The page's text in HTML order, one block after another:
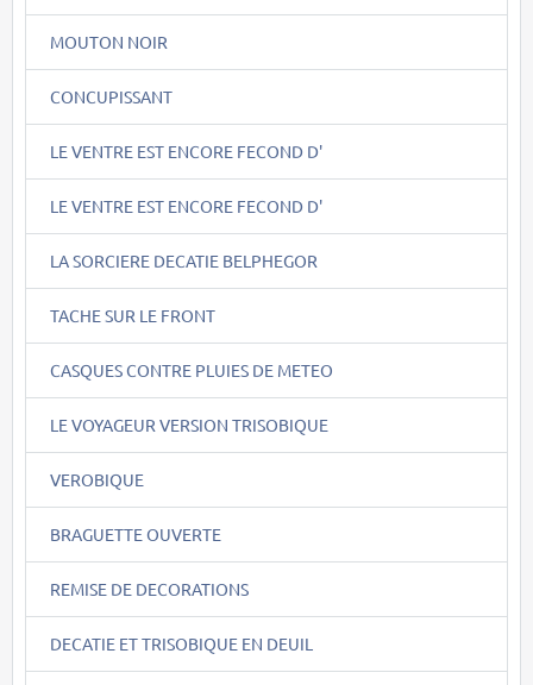
MOUTON NOIR
CONCUPISSANT
LE VENTRE EST ENCORE FECOND D'
LE VENTRE EST ENCORE FECOND D'
LA SORCIERE DECATIE BELPHEGOR
TACHE SUR LE FRONT
CASQUES CONTRE PLUIES DE METEO
LE VOYAGEUR VERSION TRISOBIQUE
VEROBIQUE
BRAGUETTE OUVERTE
REMISE DE DECORATIONS
DECATIE ET TRISOBIQUE EN DEUIL